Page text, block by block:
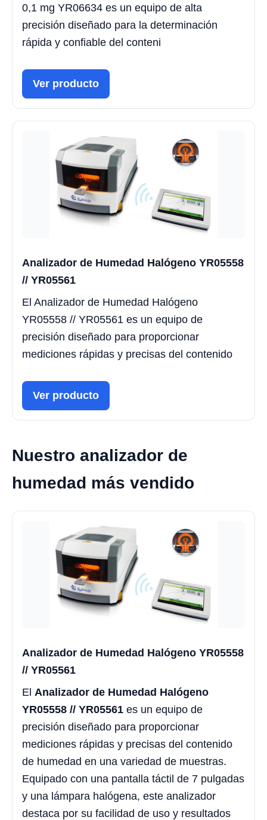
0,1 mg YR06634 es un equipo de alta
precisión diseñado para la determinación
rápida y confiable del conteni
Ver producto
Analizador de Humedad Halógeno YR05558
// YR05561
El Analizador de Humedad Halógeno
YR05558 // YR05561 es un equipo de
precisión diseñado para proporcionar
mediciones rápidas y precisas del contenido
Ver producto
Nuestro analizador de
humedad más vendido
Analizador de Humedad Halógeno YR05558
// YR05561
El Analizador de Humedad Halógeno
YR05558 // YR05561 es un equipo de
precisión diseñado para proporcionar
mediciones rápidas y precisas del contenido
de humedad en una variedad de muestras.
Equipado con una pantalla táctil de 7 pulgadas
y una lámpara halógena, este analizador
destaca por su facilidad de uso y resultados